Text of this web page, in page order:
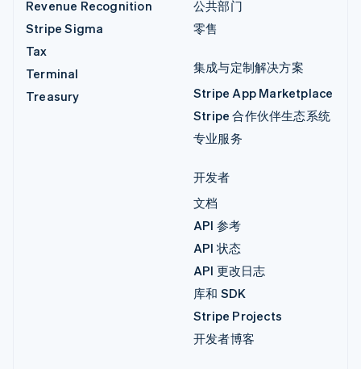
Revenue Recognition
Stripe Sigma
Tax
Terminal
Treasury
公共部门
零售
集成与定制解决方案
Stripe App Marketplace
Stripe 合作伙伴生态系统
专业服务
开发者
文档
API 参考
API 状态
API 更改日志
库和 SDK
Stripe Projects
开发者博客